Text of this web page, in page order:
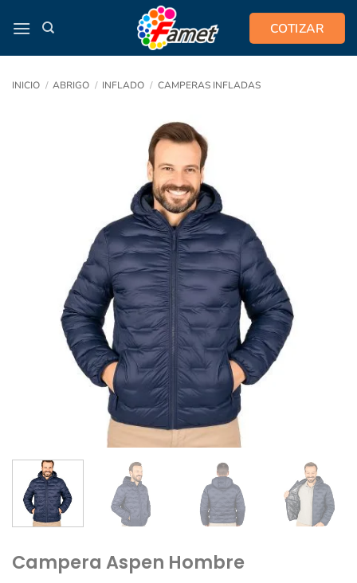
COTIZAR
INICIO / ABRIGO / INFLADO / CAMPERAS INFLADAS
Campera Aspen Hombre